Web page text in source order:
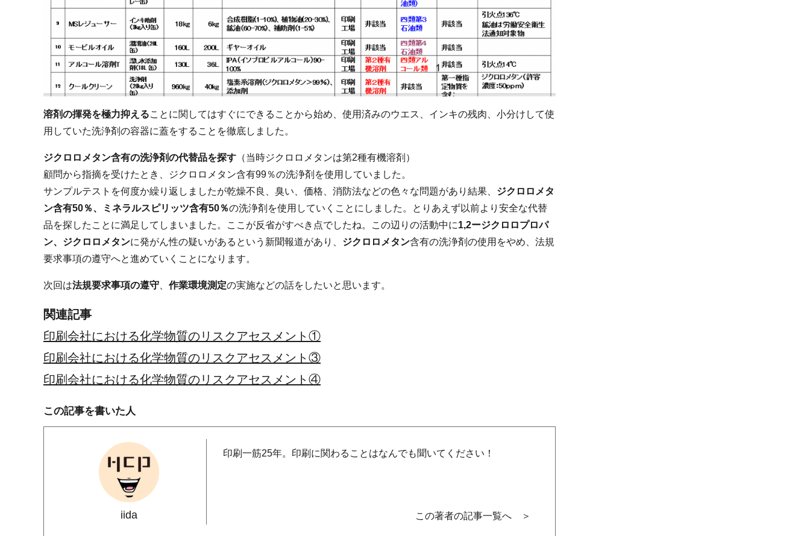
溶剤の揮発を極力抑えることに関してはすぐにできることから始め、使用済みのウエス、インキの残肉、小分けして使
用していた洗浄剤の容器に蓋をすることを徹底しました。
ジクロロメタン含有の洗浄剤の代替品を探す （当時ジクロロメタンは第2種有機溶剤）
顧問から指摘を受けたとき、ジクロロメタン含有99％の洗浄剤を使用していました。
サンプルテストを何度か繰り返しましたが乾燥不良、臭い、価格、消防法などの色々な問題があり結果、 ジクロロメタ
ン含有50％、ミネラルスピリッツ含有50％の洗浄剤を使用していくことにしました。とりあえず以前より安全な代替
品を探したことに満足してしまいました。ここが反省がすべき点でしたね。この辺りの活動中に1,2ージクロロプロパ
ン、ジクロロメタンに発がん性の疑いがあるという新聞報道があり、 ジクロロメタン含有の洗浄剤の使用をやめ、法規
要求事項の遵守へと進めていくことになります。
次回は法規要求事項の遵守 作業環境測定の実施などの話をしたいと思います。
関連記事
印刷会社における化学物質のリスクアセスメント①
印刷会社における化学物質のリスクアセスメント③
印刷会社における化学物質のリスクアセスメント④
この記事を書いた人
iida
印刷一筋25年。印刷に関わることはなんでも聞いてください！
この著者の記事一覧へ ＞